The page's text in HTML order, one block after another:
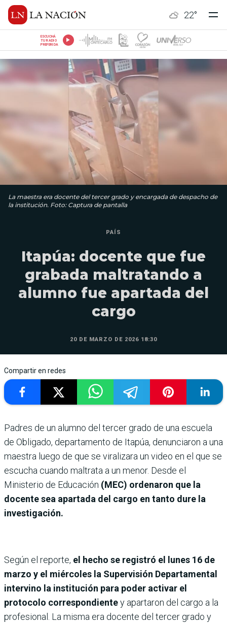
22°
ESCUCHÁ
TU RADIO
PREFERIDA
La maestra era docente del tercer grado y encargada de despacho de
la institución. Foto: Captura de pantalla
PAÍS
Itapúa: docente que fue
grabada maltratando a
alumno fue apartada del
cargo
20 DE MARZO DE 2026 18:30
Compartir en redes
Padres de un alumno del tercer grado de una escuela
de Obligado, departamento de Itapúa, denunciaron a una
maestra luego de que se viralizara un video en el que se
escucha cuando maltrata a un menor. Desde el
Ministerio de Educación (MEC) ordenaron que la
docente sea apartada del cargo en tanto dure la
investigación.
Según el reporte, el hecho se registró el lunes 16 de
marzo y el miércoles la Supervisión Departamental
intervino la institución para poder activar el
protocolo correspondientey apartaron del cargo a la
profesional. La misma era docente del tercer grado y